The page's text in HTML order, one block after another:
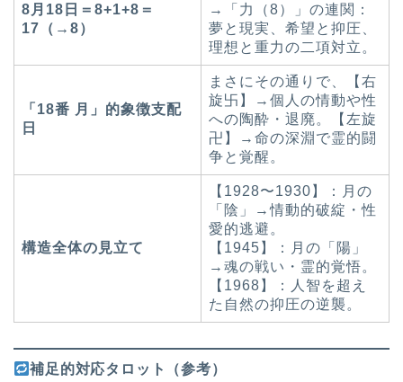
8月18日＝8+1+8＝
17（→8）
→「力（8）」の連関：
夢と現実、希望と抑圧、
理想と重力の二項対立。
「18番 月」的象徴支配
日
まさにその通りで、【右
旋卐】→個人の情動や性
への陶酔・退廃。【左旋
卍】→命の深淵で霊的闘
争と覚醒。
構造全体の見立て
【1928〜1930】：月の
「陰」→情動的破綻・性
愛的逃避。
【1945】：月の「陽」
→魂の戦い・霊的覚悟。
【1968】：人智を超え
た自然の抑圧の逆襲。
補足的対応タロット（参考）